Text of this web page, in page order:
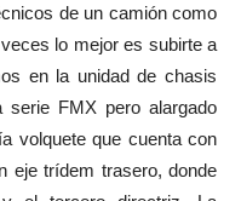
de un camión como
lo mejor es subirte a
en la unidad de chasis
FMX pero alargado
volquete que cuenta con
eje trídem trasero, donde